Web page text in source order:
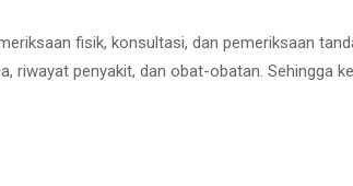
fisik, konsultasi, dan pemeriksaan
riwayat penyakit, dan obat-obatan. Sehingga